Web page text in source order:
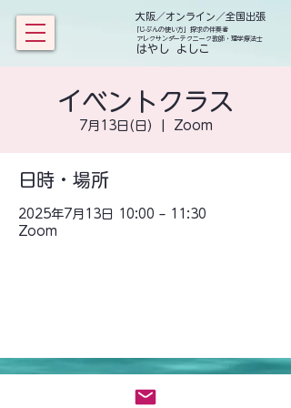
「じぶんの使い方」探求の伴奏者
アレクサンダーテクニーク教師・理学療法士
​ はやし よしこ
大阪／オンライン／全国出張
イベントクラス
7月13日(日) Zoom
日時・場所
2025年7月13日 10:00 – 11:30
Zoom